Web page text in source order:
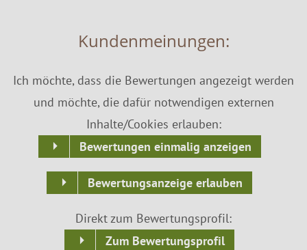
Kundenmeinungen:
Ich möchte, dass die Bewertungen angezeigt werden
und möchte, die dafür notwendigen externen
Inhalte/Cookies erlauben:
Bewertungen einmalig anzeigen
Bewertungsanzeige erlauben
Direkt zum Bewertungsprofil:
Zum Bewertungsprofil